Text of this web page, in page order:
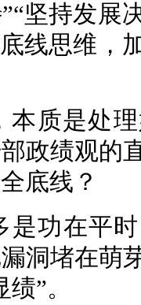
坚持发展
线思维，
本质是处
政绩观的
底线？
是功在平
洞堵在萌
”。